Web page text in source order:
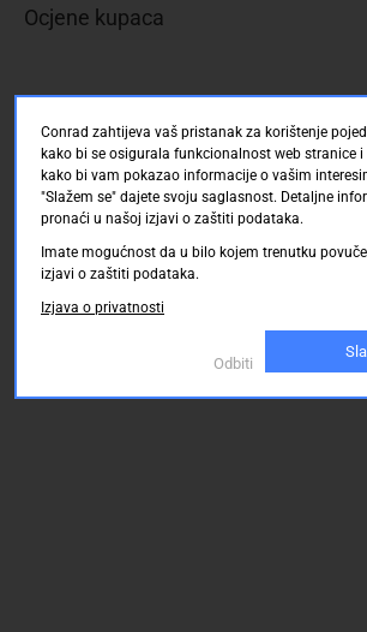
Ocjene kupaca
Conrad zahtijeva vaš pristanak za korištenje
kako bi se osigurala funkcionalnost web stranice
kako bi vam pokazao informacije o vašim
"Slažem se" dajete svoju saglasnost. Detaljne
pronaći u našoj izjavi o zaštiti podataka.
Imate mogućnost da u bilo kojem trenutku
izjavi o zaštiti podataka.
Izjava o privatnosti
Odbiti